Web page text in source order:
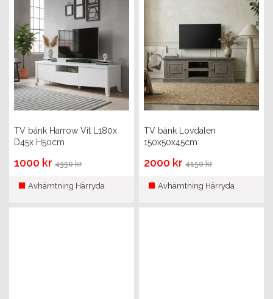
TV bänk Harrow Vit L180x
D45x H50cm
1000 kr4350 kr
Avhämtning Härryda
TV bänk Lovdalen
150x50x45cm
2000 kr4150 kr
Avhämtning Härryda